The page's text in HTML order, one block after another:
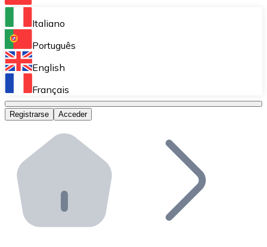
Bitnovo Ramp
Integra nuestra solución en tu plataforma.
Bitnovo Giftcards
Bitnovo OTC
Bitnovo ATM
Integra un ATM Bitnovo en tu negocio y permite que
Bitnovo API
Integra nuestra API en tu ecosistema.
Italiano
Português
English
Français
Registrarse Acceder